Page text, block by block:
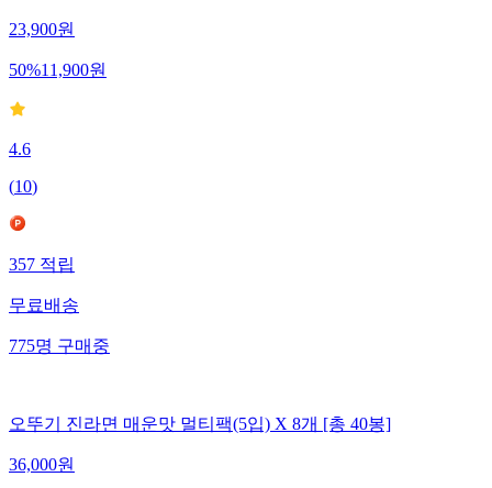
23,900원
50%11,900원
4.6
(10)
357 적립
무료배송
775명 구매중
오뚜기 진라면 매운맛 멀티팩(5입) X 8개 [총 40봉]
36,000원